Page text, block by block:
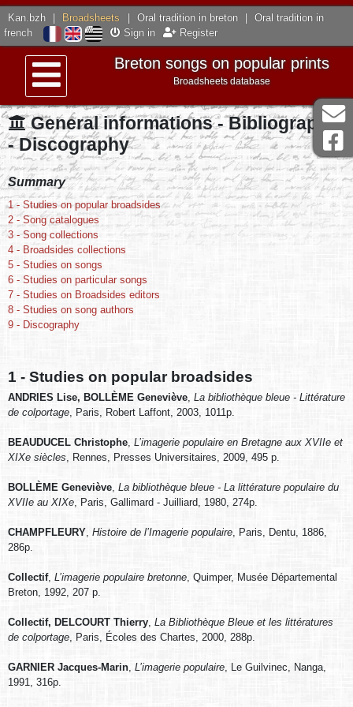
Kan.bzh Broadsheets Oral tradition in breton
Oral tradition in
french
Sign in Register
Menu
Breton songs on popular prints
Broadsheets database
General informations - Bibliography
- Discography
Summary
1 - Studies on popular broadsides
2 - Song catalogues
3 - Song collections
4 - Broadsides collections
5 - Studies on songs
6 - Studies on particular songs
7 - Studies on Broadsides editors
8 - Studies on song authors
9 - Discography
1 - Studies on popular broadsides
ANDRIES Lise, BOLLÈME Geneviève, La bibliothèque bleue - Littérature
de colportage, Paris, Robert Laffont, 2003, 1011p.
BEAUDUCEL Christophe, L’imagerie populaire en Bretagne aux XVIIe et
XIXe siècles, Rennes, Presses Universitaires, 2009, 495 p.
BOLLÈME Geneviève, La bibliothèque bleue - La littérature populaire du
XVIIe au XIXe, Paris, Gallimard - Juilliard, 1980, 274p.
CHAMPFLEURY, Histoire de l’Imagerie populaire, Paris, Dentu, 1886,
286p.
Collectif, L’imagerie populaire bretonne, Quimper, Musée Départemental
Breton, 1992, 207 p.
Collectif, DELCOURT Thierry, La Bibliothèque Bleue et les littératures
de colportage, Paris, Écoles des Chartes, 2000, 288p.
GARNIER Jacques-Marin, L’imagerie populaire, Le Guilvinec, Nanga,
1991, 316p.